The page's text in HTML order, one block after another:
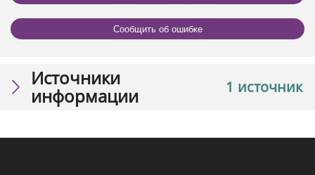
Сообщить об ошибке
1 источник
Источники
информации